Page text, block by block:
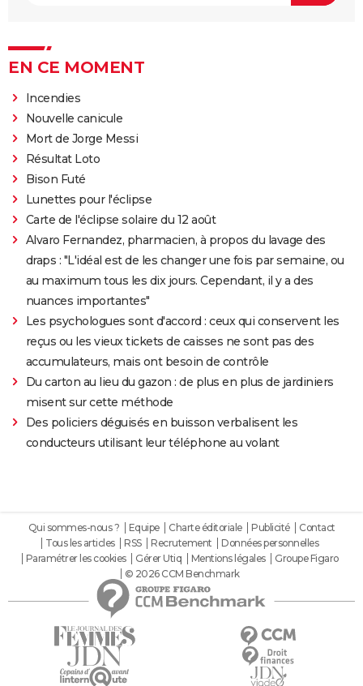
EN CE MOMENT
Incendies
Nouvelle canicule
Mort de Jorge Messi
Résultat Loto
Bison Futé
Lunettes pour l'éclipse
Carte de l'éclipse solaire du 12 août
Alvaro Fernandez, pharmacien, à propos du lavage des
draps : "L'idéal est de les changer une fois par semaine, ou
au maximum tous les dix jours. Cependant, il y a des
nuances importantes"
Les psychologues sont d'accord : ceux qui conservent les
reçus ou les vieux tickets de caisses ne sont pas des
accumulateurs, mais ont besoin de contrôle
Du carton au lieu du gazon : de plus en plus de jardiniers
misent sur cette méthode
Des policiers déguisés en buisson verbalisent les
conducteurs utilisant leur téléphone au volant
Qui sommes-nous ? Equipe Charte éditoriale Publicité
Contact
Tous les articles
RSS Recrutement
Données personnelles
Paramétrer les cookies
Gérer Utiq Mentions légales
Groupe Figaro
© 2026 CCM Benchmark